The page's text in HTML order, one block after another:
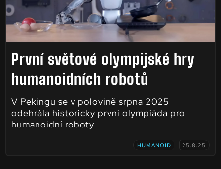
První světové olympijské hry
humanoidních robotů
V Pekingu se v polovině srpna 2025
odehrála historicky první olympiáda pro
humanoidní roboty.
HUMANOID 25.8.25